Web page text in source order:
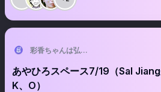
彩香ちゃんは弘子先輩に恋してる【
あやひろスペース7/19（Sal
K、O）